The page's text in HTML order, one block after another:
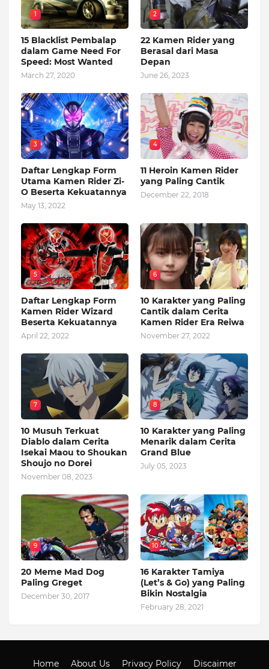
1
15 Blacklist Pembalap
dalam Game Need For
Speed: Most Wanted
March 27, 2020
2
22 Kamen Rider yang
Berasal dari Masa
Depan
June 26, 2023
3
Daftar Lengkap Form
Utama Kamen Rider Zi-
O Beserta Kekuatannya
May 13, 2022
4
11 Heroin Kamen Rider
yang Paling Cantik
December 22, 2018
5
Daftar Lengkap Form
Kamen Rider Wizard
Beserta Kekuatannya
April 22, 2022
6
10 Karakter yang Paling
Cantik dalam Cerita
Kamen Rider Era Reiwa
November 27, 2022
7
10 Musuh Terkuat
Diablo dalam Cerita
Isekai Maou to Shoukan
Shoujo no Dorei
November 08, 2023
8
10 Karakter yang Paling
Menarik dalam Cerita
Grand Blue
July 05, 2023
9
20 Meme Mad Dog
Paling Greget
December 30, 2017
10
16 Karakter Tamiya
(Let’s & Go) yang Paling
Bikin Nostalgia
February 28, 2021
Home About Us Privacy Policy Discaimer